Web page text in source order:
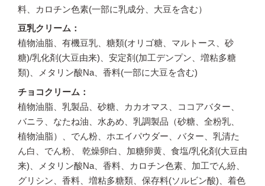
料、カロチン色素(一部に乳成分、大豆を含む）
豆乳クリーム
植物油脂、有機豆乳、糖類(オリゴ糖、マルトース、砂
糖)/乳化剤(大豆由来)、安定剤(加工デンプン、増粘多糖
類)、メタリン酸Na、香料(一部に大豆を含む)
チョコクリーム
植物油脂、乳製品、砂糖、カカオマス、ココアバター、
バニラ、なたね油、水あめ、乳調製品（砂糖、全粉乳、
植物油脂）、でん粉、ホエイパウダー、バター、乳清た
ん白、でん粉、 乾燥卵白、加糖卵黄、食塩/乳化剤(大豆由
来)、メタリン酸Na、香料、カロチン色素、加工でん紛、
グリシン、香料、増粘多糖類、保存料(ソルビン酸)、着色